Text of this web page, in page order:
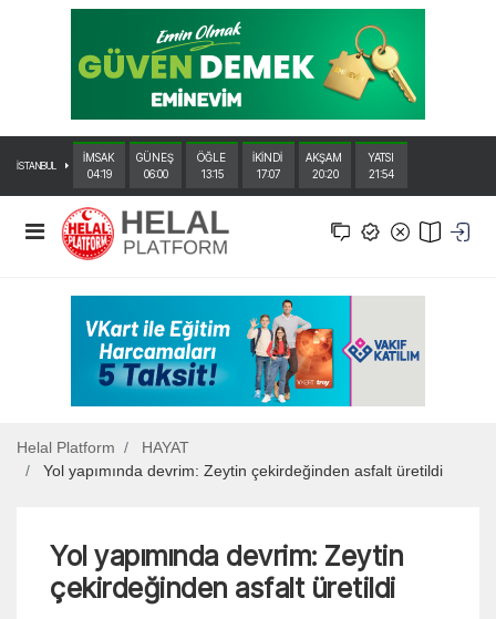
İSTANBUL
İMSAK
04:19
GÜNEŞ
06:00
ÖĞLE
13:15
İKİNDİ
17:07
AKŞAM
20:20
YATSI
21:54
Helal Platform
HAYAT
Yol yapımında devrim: Zeytin çekirdeğinden asfalt üretildi
Yol yapımında devrim: Zeytin
çekirdeğinden asfalt üretildi